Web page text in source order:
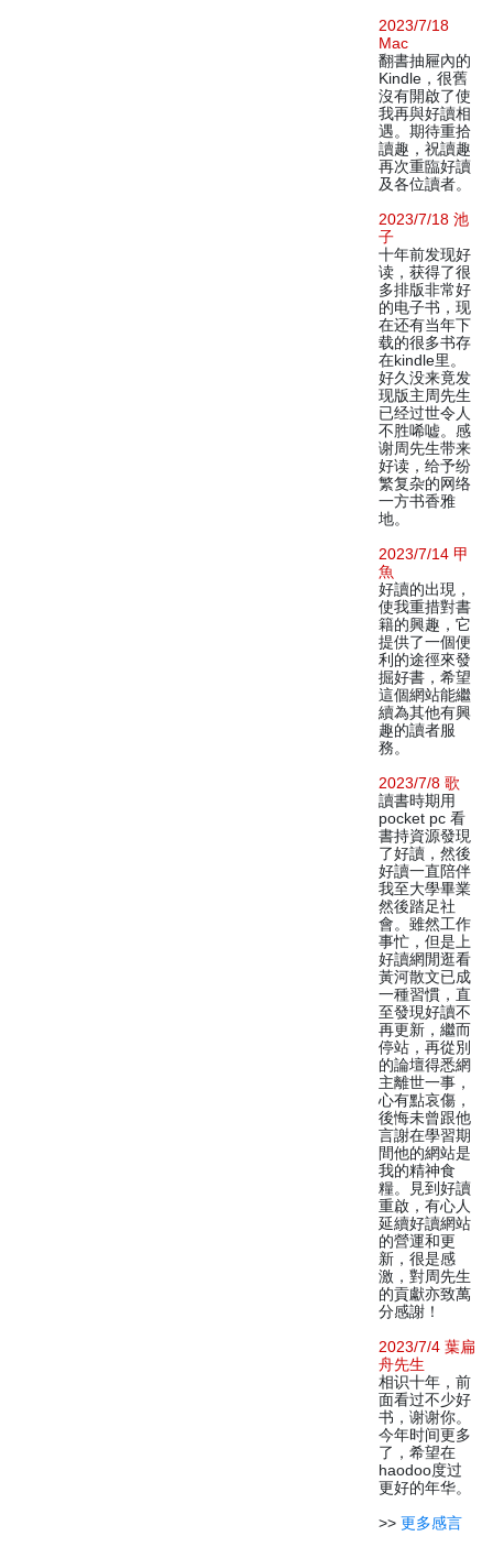
2023/7/18
Mac
翻書抽屜內的
Kindle，很舊
沒有開啟了使
我再與好讀相
遇。期待重拾
讀趣，祝讀趣
再次重臨好讀
及各位讀者。
2023/7/18 池
子
十年前发现好
读，获得了很
多排版非常好
的电子书，现
在还有当年下
载的很多书存
在kindle里。
好久没来竟发
现版主周先生
已经过世令人
不胜唏嘘。感
谢周先生带来
好读，给予纷
繁复杂的网络
一方书香雅
地。
2023/7/14 甲
魚
好讀的出現，
使我重措對書
籍的興趣，它
提供了一個便
利的途徑來發
掘好書，希望
這個網站能繼
續為其他有興
趣的讀者服
務。
2023/7/8 歌
讀書時期用
pocket pc 看
書持資源發現
了好讀，然後
好讀一直陪伴
我至大學畢業
然後踏足社
會。雖然工作
事忙，但是上
好讀網閒逛看
黃河散文已成
一種習慣，直
至發現好讀不
再更新，繼而
停站，再從別
的論壇得悉網
主離世一事，
心有點哀傷，
後悔未曾跟他
言謝在學習期
間他的網站是
我的精神食
糧。見到好讀
重啟，有心人
延續好讀網站
的營運和更
新，很是感
激，對周先生
的貢獻亦致萬
分感謝！
2023/7/4 葉扁
舟先生
相识十年，前
面看过不少好
书，谢谢你。
今年时间更多
了，希望在
haodoo度过
更好的年华。
>> 更多感言